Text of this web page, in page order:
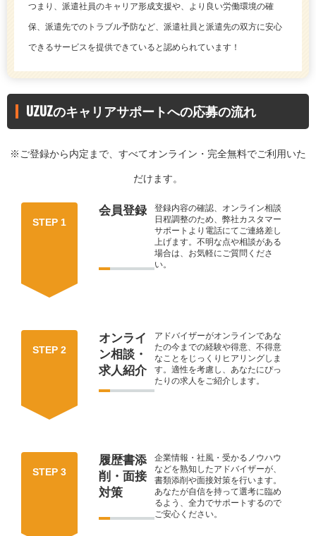
つまり、派遣社員のキャリア形成支援や、より良い労働環境の確
保、派遣先でのトラブル予防など、派遣社員と派遣先の双方に安心
できるサービスを提供できていると認められています！
UZUZのキャリアサポートへの応募の流れ
※ご登録から内定まで、すべてオンライン・完全無料でご利用いた
だけます。
STEP 1
会員登録
登録内容の確認、オンライン相談
日程調整のため、弊社カスタマー
サポートより電話にてご連絡差し
上げます。不明な点や相談がある
場合は、お気軽にご質問くださ
い。
STEP 2
オンライ
ン相談・
求人紹介
アドバイザーがオンラインであな
たの今までの経験や得意、不得意
なことをじっくりヒアリングしま
す。適性を考慮し、あなたにぴっ
たりの求人をご紹介します。
STEP 3
履歴書添
削・面接
対策
企業情報・社風・受かるノウハウ
などを熟知したアドバイザーが、
書類添削や面接対策を行います。
あなたが自信を持って選考に臨め
るよう、全力でサポートするので
ご安心ください。